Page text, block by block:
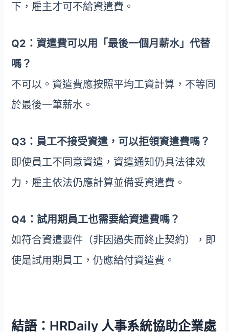
下，雇主才可不給資遣費。
Q2：資遣費可以用「最後一個月薪水」代替
嗎？
不可以。資遣費應按照平均工資計算，不等同
於最後一筆薪水。
Q3：員工不接受資遣，可以拒領資遣費嗎？
即使員工不同意資遣，資遣通知仍具法律效
力，雇主依法仍應計算並備妥資遣費。
Q4：試用期員工也需要給資遣費嗎？
如符合資遣要件（非因過失而終止契約），即
使是試用期員工，仍應給付資遣費。
結語：HRDaily 人事系統協助企業處